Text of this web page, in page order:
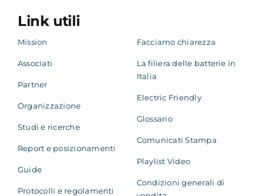
Link utili
Mission
Associati
Partner
Organizzazione
Studi e ricerche
Report e posizionamenti
Guide
Protocolli e regolamenti
Facciamo chiarezza
La filiera delle batterie in
Italia
Electric Friendly
Glossario
Comunicati Stampa
Playlist Video
Condizioni generali di